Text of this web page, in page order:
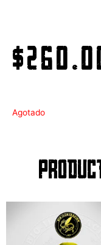
$
Agotado